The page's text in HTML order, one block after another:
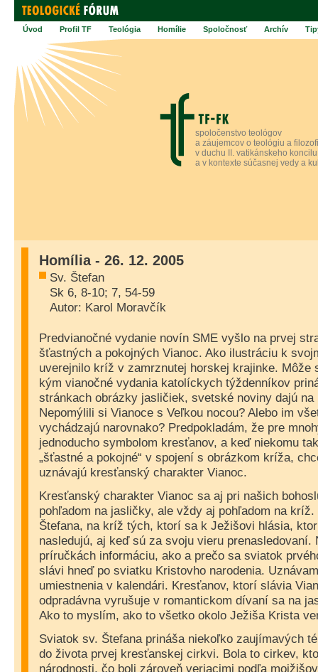
Úvod Profil TF Teológia Homílie Spoločnosť Archív
spoločenstvo teológov
a záujemcov o teológiu a
v duchu II. vatikánskeho koncilu
a v kontexte súčasnej vedy a
Homília - 26. 12. 2005
Sv. Štefan
Sk 6, 8-10; 7, 54-59
Autor: Karol Moravčík
Predvianočné vydanie novín SME vyšlo na prvej
šťastných a pokojných Vianoc. Ako ilustráciu k
uverejnilo kríž v zamrznutej horskej krajinke. Môže
kým vianočné vydania katolíckych týždenníkov
stránkach obrázky jasličiek, svetské noviny dajú
Nepomýlili si Vianoce s Veľkou nocou? Alebo im
vychádzajú narovnako? Predpokladám, že pre
jednoducho symbolom kresťanov, a keď niekomu
„šťastné a pokojné“ v spojení s obrázkom kríža,
uznávajú kresťanský charakter Vianoc.
Kresťanský charakter Vianoc sa aj pri našich
pohľadom na jasličky, ale vždy aj pohľadom na
Štefana, na kríž tých, ktorí sa k Ježišovi hlásia,
nasledujú, aj keď sú za svoju vieru prenasledovaní.
príručkách informáciu, ako a prečo sa sviatok
slávi hneď po sviatku Kristovho narodenia.
umiestnenia v kalendári. Kresťanov, ktorí slávia
odpradávna vyrušuje v romantickom dívaní sa na
Ako to myslím, ako to všetko okolo Ježiša Krista
Sviatok sv. Štefana prináša niekoľko zaujímavých
do života prvej kresťanskej cirkvi. Bola to cirkev,
národnosti, čo boli zároveň veriacimi podľa